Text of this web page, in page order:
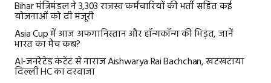
Bihar मंत्रिमंडल ने 3,303 राजस्व कर्मचारियों की भर्ती सहित कई
योजनाओं को दी मंजूरी
Asia Cup में आज अफगानिस्तान और हॉन्गकॉन्ग की भिड़ंत, जानें
भारत का मैच कब?
AI-जनरेटेड कंटेंट से नाराज Aishwarya Rai Bachchan, खटखटाया
दिल्ली HC का दरवाजा